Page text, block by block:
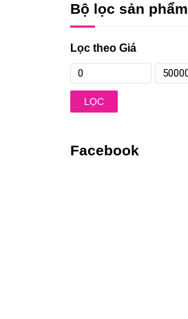
Bộ lọc sản phẩm
Lọc theo Giá
LỌC
Facebook